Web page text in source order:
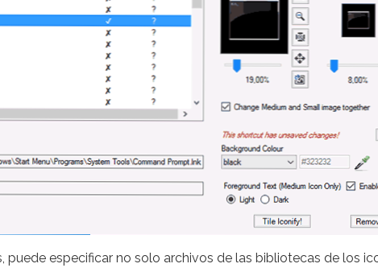
especificar no solo archivos de las bibliotecas de los